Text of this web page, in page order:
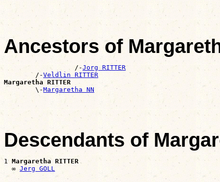
Ancestors of
                  /-
Jorg RITTER
        /-
Veldlin RITTER
Margaretha RITTER
\-Margaretha NN
Descendants of
1 Margaretha RITTER
  ∞
Jerg GOLL